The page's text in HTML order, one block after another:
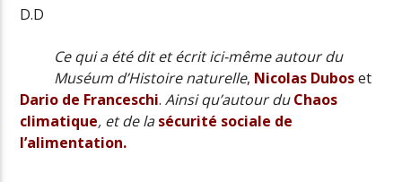
D.D
Ce qui a été dit et écrit ici-même autour du
Muséum d’Histoire naturelle, Nicolas Duboset
Dario de Franceschi.Ainsi qu’autour du Chaos
climatique, et de la sécurité sociale de
l’alimentation.